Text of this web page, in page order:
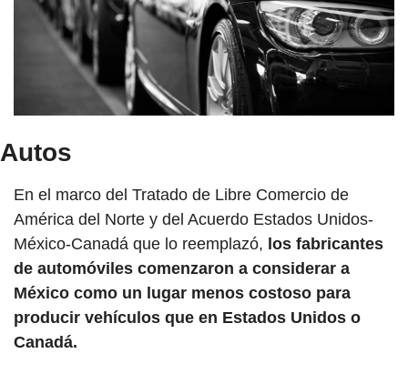
Autos
En el marco del Tratado de Libre Comercio de
América del Norte y del Acuerdo Estados Unidos-
México-Canadá que lo reemplazó, los fabricantes
de automóviles comenzaron a considerar a
México como un lugar menos costoso para
producir vehículos que en Estados Unidos o
Canadá.